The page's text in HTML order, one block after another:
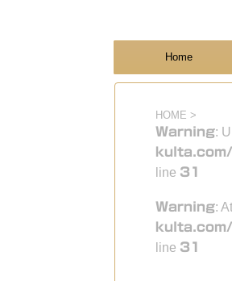
Home
HOME >
Warning:
line 31
Warning:
line 31